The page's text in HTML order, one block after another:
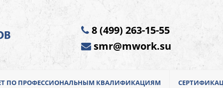
8 (499) 263-15-55
smr@mwork.su
ПО ПРОФЕССИОНАЛЬНЫМ КВАЛИФИКАЦИЯМ